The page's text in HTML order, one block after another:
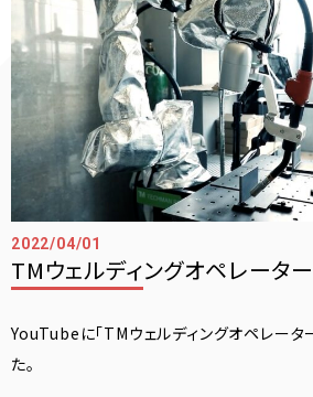
2022/04/01
TMウェルディングオペレーター
YouTubeに「TMウェルディングオペレータ
た。